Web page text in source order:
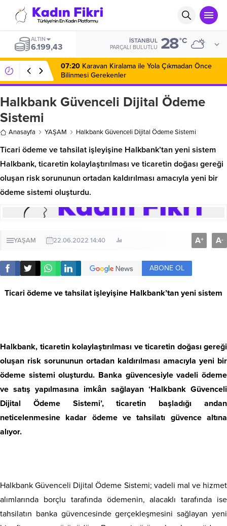
ALTIN
6.199,43
İSTANBUL
PARÇALI BULUTLU 28°C
07:20 Karavan Kiralama ile Yola Çıkmadan Önce
Bilinmesi Gerekenler
Halkbank Güvenceli Dijital Ödeme
Sistemi
Anasayfa YAŞAM Halkbank Güvenceli Dijital Ödeme Sistemi
Ticari ödeme ve tahsilat işleyişine Halkbank’tan yeni sistem
Halkbank, ticaretin kolaylaştırılması ve ticaretin doğası gereği
oluşan risk sorununun ortadan kaldırılması amacıyla yeni bir
ödeme sistemi oluşturdu.
YAŞAM 22.06.2022 14:40 A+ A-
ABONE OL
Ticari ödeme ve tahsilat işleyişine Halkbank’tan yeni sistem
Halkbank, ticaretin kolaylaştırılması ve ticaretin doğası gereği
oluşan risk sorununun ortadan kaldırılması amacıyla yeni bir
ödeme sistemi oluşturdu. Banka güvencesiyle vadeli ödeme
ve satış yapılmasına imkân sağlayan ‘Halkbank Güvenceli
Dijital Ödeme Sistemi’, ticaretin başladığı andan
neticelenmesine kadar ödeme ve tahsilatı güvence altına
alıyor.
Halkbank Güvenceli Dijital Ödeme Sistemi; vadeli mal ve hizmet
alımlarında borçlu tarafında ödemenin, alacaklı tarafında ise
tahsilatın banka güvencesinde gerçekleşmesini sağlayan yeni